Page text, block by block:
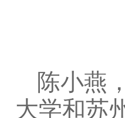
陈小燕
大学和苏